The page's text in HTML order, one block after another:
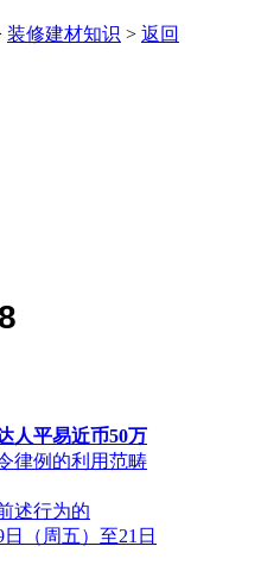
装修建材知识 > 返回
人平易近币50万
律例的利用范畴
述行为的
（周五）至21日